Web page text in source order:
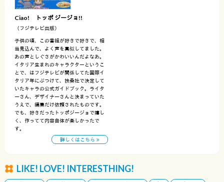
Ciao! トッポ ジージョ!!
（フジテレビ出版）
子供の頃、この番組が好きで好きで、相
当見込んで、よく声を真似してました。
あの声としぐさがかわいいんだよなあ。
イタリア生まれのキャラクターというこ
とで、はフジテレビが関係してた国際イ
タリア年にぶつけて、扶桑社で決定して
いたキャラの公式ガイドブック。ライタ
ーさん、デザイナーさんと決まっていた
うえで、編集だけ依頼されたものです。
でも、好きだったトッポジージョで嬉し
く、作ってて内容自体が楽しかったで
す。
詳しくはこちら
LIKE! LOVE! INTERESTHING!